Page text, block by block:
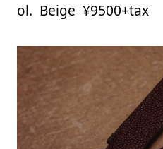
ol. Beige ¥9500+tax